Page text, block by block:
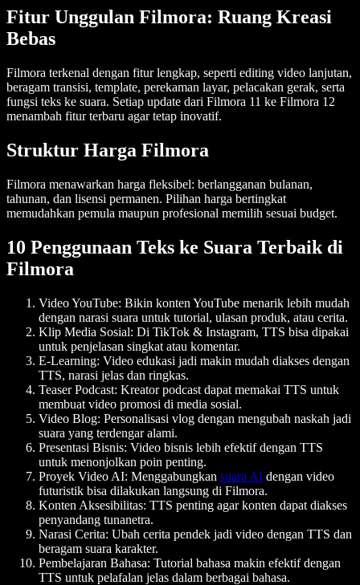
Fitur Unggulan Filmora: Ruang Kreasi
Bebas
Filmora terkenal dengan fitur lengkap, seperti editing video lanjutan,
beragam transisi, template, perekaman layar, pelacakan gerak, serta
fungsi teks ke suara. Setiap update dari Filmora 11 ke Filmora 12
menambah fitur terbaru agar tetap inovatif.
Struktur Harga Filmora
Filmora menawarkan harga fleksibel: berlangganan bulanan,
tahunan, dan lisensi permanen. Pilihan harga bertingkat
memudahkan pemula maupun profesional memilih sesuai budget.
10 Penggunaan Teks ke Suara Terbaik di
Filmora
Video YouTube: Bikin konten YouTube menarik lebih mudah
dengan narasi suara untuk tutorial, ulasan produk, atau cerita.
Klip Media Sosial: Di TikTok & Instagram, TTS bisa dipakai
untuk penjelasan singkat atau komentar.
E-Learning: Video edukasi jadi makin mudah diakses dengan
TTS, narasi jelas dan ringkas.
Teaser Podcast: Kreator podcast dapat memakai TTS untuk
membuat video promosi di media sosial.
Video Blog: Personalisasi vlog dengan mengubah naskah jadi
suara yang terdengar alami.
Presentasi Bisnis: Video bisnis lebih efektif dengan TTS
untuk menonjolkan poin penting.
Proyek Video AI: Menggabungkan suara AI dengan video
futuristik bisa dilakukan langsung di Filmora.
Konten Aksesibilitas: TTS penting agar konten dapat diakses
penyandang tunanetra.
Narasi Cerita: Ubah cerita pendek jadi video dengan TTS dan
beragam suara karakter.
Pembelajaran Bahasa: Tutorial bahasa makin efektif dengan
TTS untuk pelafalan jelas dalam berbagai bahasa.